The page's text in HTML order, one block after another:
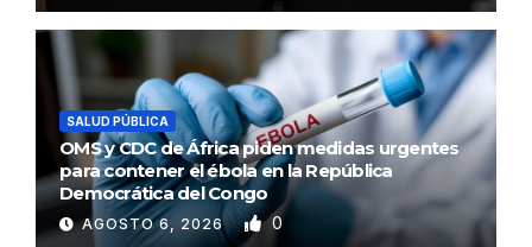
SALUD PÚBLICA
OMS y CDC de África piden medidas urgentes
para contener el ébola en la República
Democrática del Congo
AGOSTO 6, 2026 0